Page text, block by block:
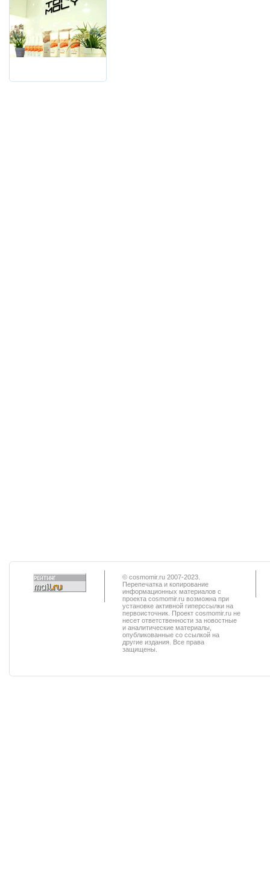
© cosmomir.ru 2007-2023.
Перепечатка и копирование
информационных материалов с
проекта cosmomir.ru возможна при
установке активной гиперссылки на
первоисточник. Проект cosmomir.ru не
несет ответственности за новостные
и аналитические материалы,
опубликованные со ссылкой на
другие издания. Все права
защищены.